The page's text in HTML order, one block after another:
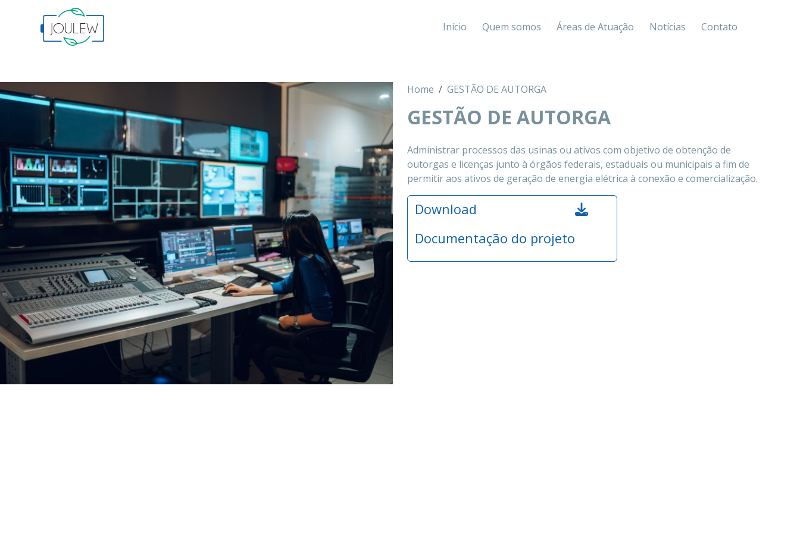
Início Quem somos Áreas de Atuação Notícias Contato
Home GESTÃO DE AUTORGA
GESTÃO DE AUTORGA
Administrar processos das usinas ou ativos com objetivo de obtenção de
outorgas e licenças junto à órgãos federais, estaduais ou municipais a fim de
permitir aos ativos de geração de energia elétrica à conexão e comercialização.​
Download
Documentação do projeto